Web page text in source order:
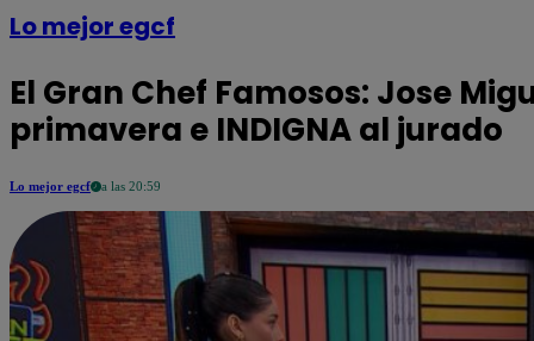
Lo mejor egcf
El Gran Chef Famosos: Jose
primavera e INDIGNA al jurado
Lo mejor egcf a las 20:59